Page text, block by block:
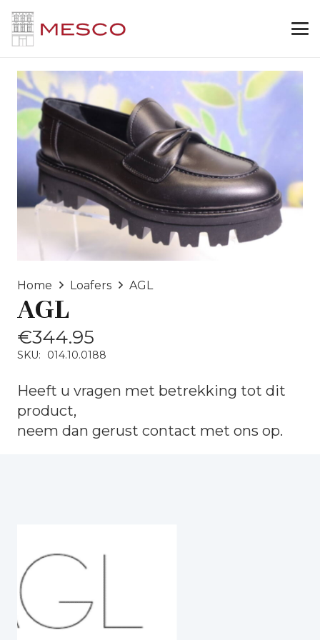
Home Loafers AGL
AGL
€344.95
SKU: 014.10.0188
Heeft u vragen met betrekking tot dit
product,
neem dan gerust contact met ons op.